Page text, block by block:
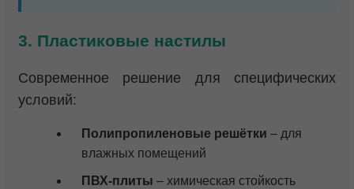
3. Пластиковые настилы
Современное решение для специфических
условий:
Полипропиленовые решётки – для
влажных помещений
ПВХ-плиты – химическая стойкость